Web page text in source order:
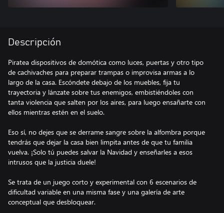
Descripción
Piratea dispositivos de domótica como luces, puertas y otro tipo
de cachivaches para preparar trampas o improvisa armas a lo
largo de la casa. Escóndete debajo de los muebles, fija tu
trayectoria y lánzate sobre tus enemigos, embistiéndoles con
tanta violencia que salten por los aires, para luego ensañarte con
ellos mientras estén en el suelo.
Eso sí, no dejes que se derrame sangre sobre la alfombra porque
tendrás que dejar la casa bien limpita antes de que tu familia
vuelva. ¡Solo tú puedes salvar la Navidad y enseñarles a esos
intrusos que la justicia duele!
Se trata de un juego corto y experimental con 6 escenarios de
dificultad variable en una misma fase y una galería de arte
conceptual que desbloquear.